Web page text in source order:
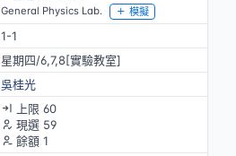
General Physics Lab. 模擬
1-1
星期四/6,7,8[實驗教室]
吳桂光
上限 60
現選 59
餘額 1